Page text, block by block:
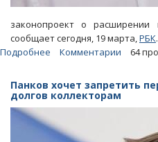
законопроект о расширении
сообщает сегодня, 19 марта,РБК.
Подробнее
поставить
«дочки»
госкомпаний
под
Комментарии 64
Панков хочет запретить
долгов коллекторам